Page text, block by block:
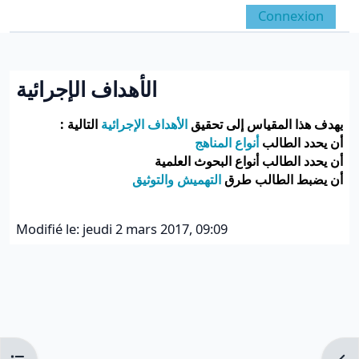
Panneau latéral
Activer/désactiver la
Connexion
الأهداف الإجرائية
Conditions d’achèvementيهدف هذا المقياس إلى تحقيقالأهداف الإجرائية التالية :
أن يحدد الطالبأنواع المناهج
أن يحدد الطالب أنواع البحوث العلمية
أن يضبط الطالب طرقالتهميش والتوثيق
Modifié le: jeudi 2 mars 2017, 09:09